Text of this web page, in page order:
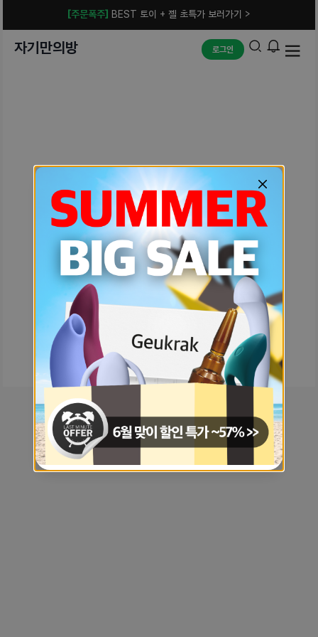
[주문폭주] BEST 토이 + 젤 초특가 보러가기 >
자기만의방 로그인
예상치 못한 에러입니다.